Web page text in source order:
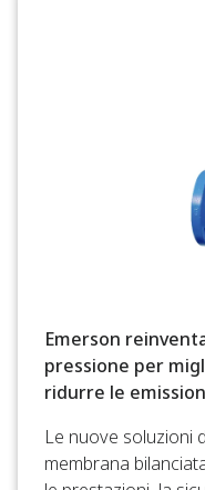
Emerson
pressione per
ridurre le
Le nuove soluzioni
membrana